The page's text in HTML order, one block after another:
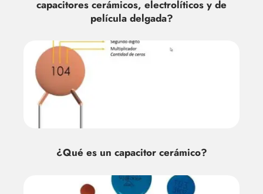
capacitores cerámicos, electrolíticos y de
película delgada?
¿Qué es un capacitor cerámico?